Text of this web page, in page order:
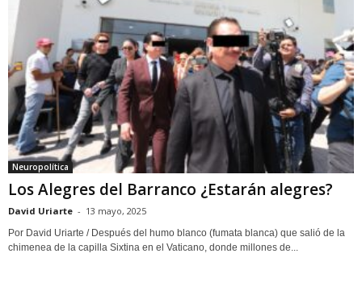
Neuropolítica
Los Alegres del Barranco ¿Estarán alegres?
David Uriarte - 13 mayo, 2025
Por David Uriarte / Después del humo blanco (fumata blanca) que salió de la
chimenea de la capilla Sixtina en el Vaticano, donde millones de...